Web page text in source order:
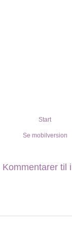
Start
Se mobilversion
Kommentarer til